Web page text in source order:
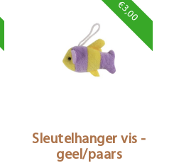
€3,00
Sleutelhanger vis -
geel/paars